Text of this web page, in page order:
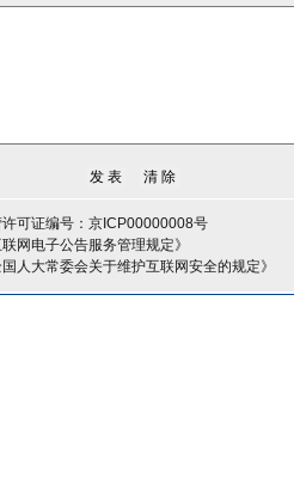
可证编号：京ICP00000008号
网电子公告服务管理规定》
人大常委会关于维护互联网安全的规定》